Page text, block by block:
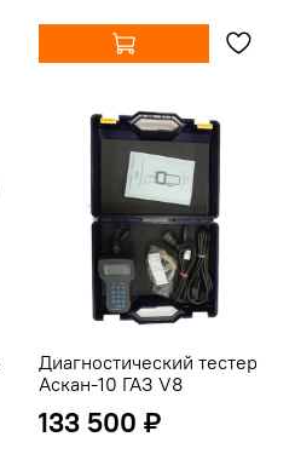
Диагностический тестер
Аскан-10 ГАЗ V8
133 500 ₽